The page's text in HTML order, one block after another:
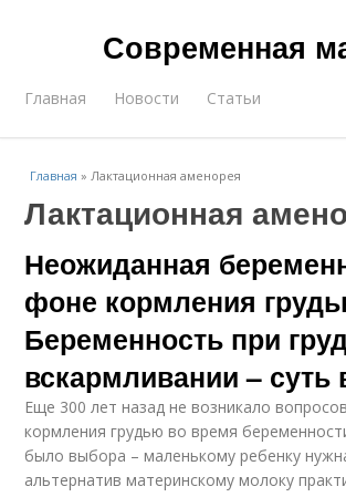
Современная
Главная Новости Статьи
Главная »Лактационная аменорея
Лактационная
Неожиданная
фоне кормления
Беременность при
вскармливании – суть
Еще 300 лет назад не возникало
кормления грудью во время
было выбора – маленькому ребенку
альтернатив материнскому молоку